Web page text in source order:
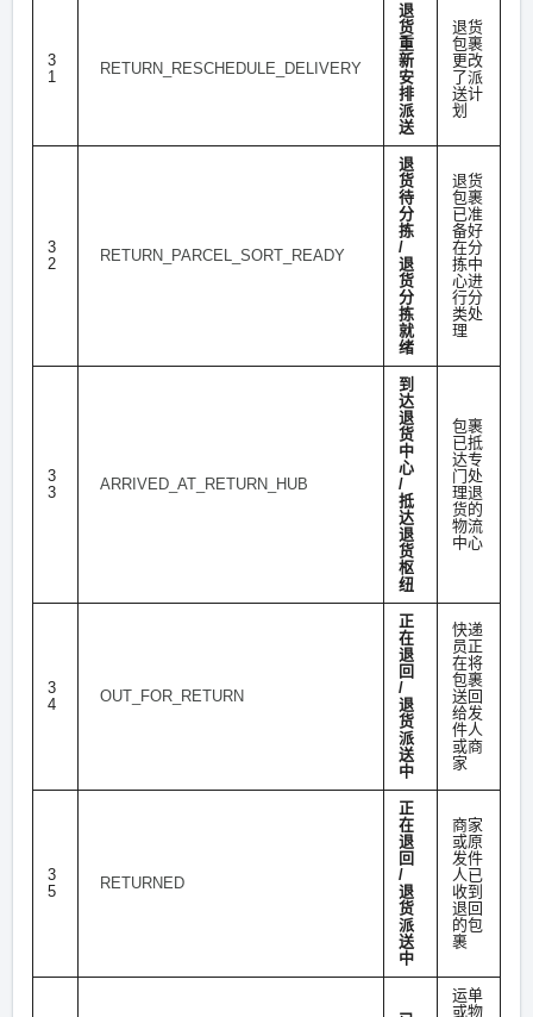
3
1
RETURN_RESCHEDULE_DELIVERY
退
货
重
新
安
排
派
送
退货
包裹
更改
了派
送计
划
3
2
RETURN_PARCEL_SORT_READY
退
货
待
分
拣
/
退
货
分
拣
就
绪
退货
包裹
已准
备好
在分
拣中
心进
行分
类处
理
3
3
ARRIVED_AT_RETURN_HUB
到
达
退
货
中
心
/
抵
达
退
货
枢
纽
包裹
已抵
达专
门处
理退
货的
物流
中心
3
4
OUT_FOR_RETURN
正
在
退
回
/
退
货
派
送
中
快递
员正
在将
包裹
送回
给发
件人
或商
家
3
5
RETURNED
正
在
退
回
/
退
货
派
送
中
商家
或原
发件
人已
收到
退回
的包
裹
运单
或物